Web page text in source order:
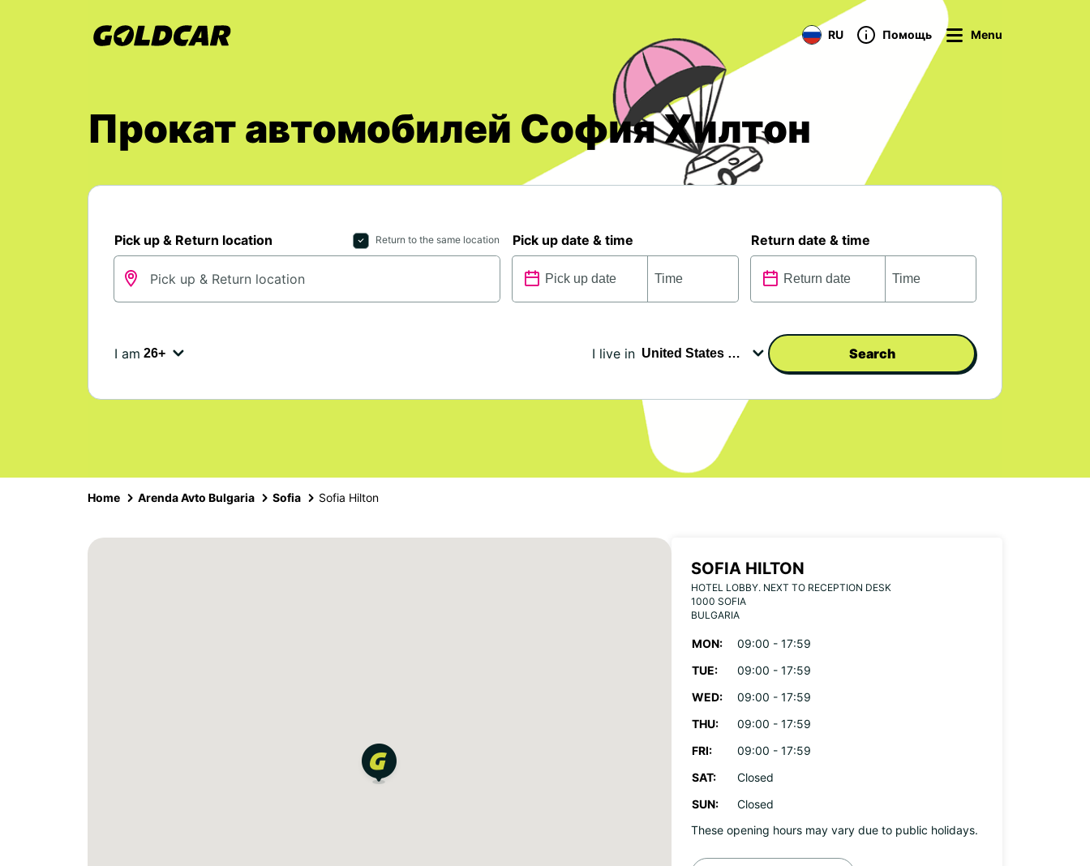
RU Помощь Menu
Прокат автомобилей София Хилтон
Pick up & Return location Return to the same location Pick up date & time Return date & time
I am I live in Search
Home Arenda Avto Bulgaria Sofia Sofia Hilton
SOFIA HILTON
HOTEL LOBBY. NEXT TO RECEPTION DESK
1000 SOFIA
BULGARIA
MON:
09:00 - 17:59
TUE:
09:00 - 17:59
WED:
09:00 - 17:59
THU:
09:00 - 17:59
FRI:
09:00 - 17:59
SAT:
Closed
SUN:
Closed
These opening hours may vary due to public holidays.